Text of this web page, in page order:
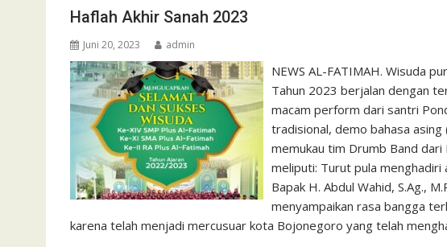
o
k
p
p
Haflah Akhir Sanah 2023
Juni 20, 2023 admin
NEWS AL-FATIMAH. Wisuda
Tahun 2023 berjalan dengan
macam perform dari santri
tradisional, demo bahasa
memukau tim Drumb Band dari
meliputi: Turut pula
Bapak H. Abdul Wahid, S.Ag.,
menyampaikan rasa bangga
karena telah menjadi mercusuar kota Bojonegoro yang telah